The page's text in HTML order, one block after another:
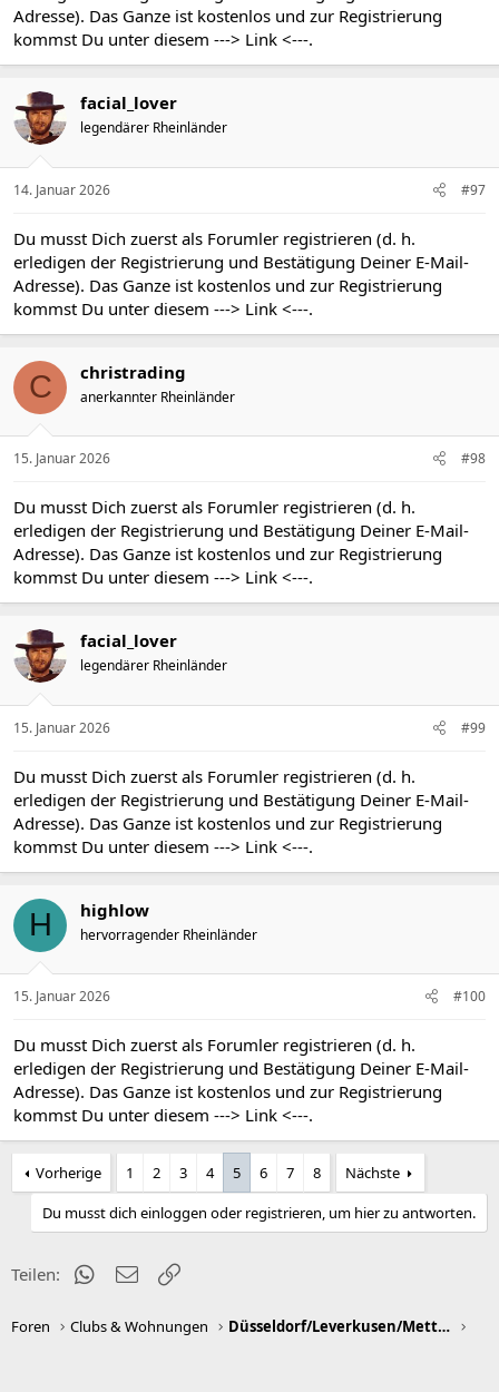
Adresse). Das Ganze ist kostenlos und zur Registrierung
kommst Du unter diesem ---> Link <---.
facial_lover
legendärer Rheinländer
14. Januar 2026 #97
Du musst Dich zuerst als Forumler registrieren (d. h.
erledigen der Registrierung und Bestätigung Deiner E-Mail-
Adresse). Das Ganze ist kostenlos und zur Registrierung
kommst Du unter diesem ---> Link <---.
C christrading
anerkannter Rheinländer
15. Januar 2026 #98
Du musst Dich zuerst als Forumler registrieren (d. h.
erledigen der Registrierung und Bestätigung Deiner E-Mail-
Adresse). Das Ganze ist kostenlos und zur Registrierung
kommst Du unter diesem ---> Link <---.
facial_lover
legendärer Rheinländer
15. Januar 2026 #99
Du musst Dich zuerst als Forumler registrieren (d. h.
erledigen der Registrierung und Bestätigung Deiner E-Mail-
Adresse). Das Ganze ist kostenlos und zur Registrierung
kommst Du unter diesem ---> Link <---.
H highlow
hervorragender Rheinländer
15. Januar 2026 #100
Du musst Dich zuerst als Forumler registrieren (d. h.
erledigen der Registrierung und Bestätigung Deiner E-Mail-
Adresse). Das Ganze ist kostenlos und zur Registrierung
kommst Du unter diesem ---> Link <---.
Vorherige 1 2 3 4 5 6 7 8
Nächste
Du musst dich einloggen oder registrieren, um hier zu antworten.
Teilen: WhatsApp
E-Mail
Foren Clubs & Wohnungen Düsseldorf/Leverkusen/Mettmann/Neuss/Ratingen